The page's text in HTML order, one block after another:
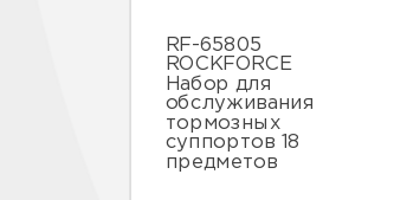
RF-65805
ROCKFORCE
Набор для
обслуживания
тормозных
суппортов 18
предметов